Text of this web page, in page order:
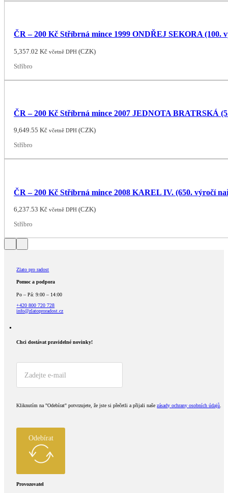
ČR – 200 Kč Stříbrná mince 1999 ONDŘEJ SEKORA (100.
5,357.02Kč včetně DPH (CZK)
Stříbro
ČR – 200 Kč Stříbrná mince 2007 JEDNOTA BRATRSKÁ
9,649.55Kč včetně DPH (CZK)
Stříbro
ČR – 200 Kč Stříbrná mince 2008 KAREL IV. (650. výročí
6,237.53Kč včetně DPH (CZK)
Stříbro
Zlato pro radost
Pomoc a podpora
Po – Pá: 9:00 – 14:00
+420 800 720 728
info@zlatoproradost.cz
Chci dostávat pravidelné novinky!​
Kliknutím na "Odebírat" potvrzujete, že jste si přečetli a přijali našezásady ochrany osobních údajů
Odebírat
Provozovatel